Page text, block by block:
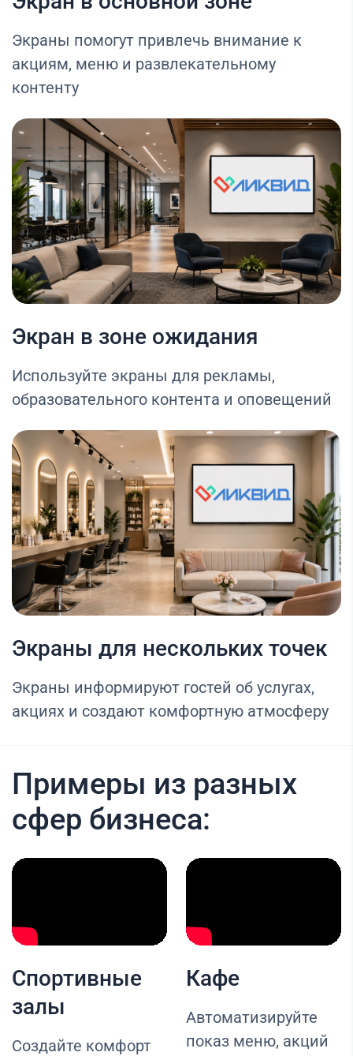
Экраны помогут привлечь внимание к
акциям, меню и развлекательному
контенту
Экран в зоне ожидания
Используйте экраны для рекламы,
образовательного контента и оповещений
Экраны для нескольких точек
Экраны информируют гостей об услугах,
акциях и создают комфортную атмосферу
Примеры из разных
сфер бизнеса:
Спортивные
залы
Создайте комфорт
Кафе
Автоматизируйте
показ меню, акций